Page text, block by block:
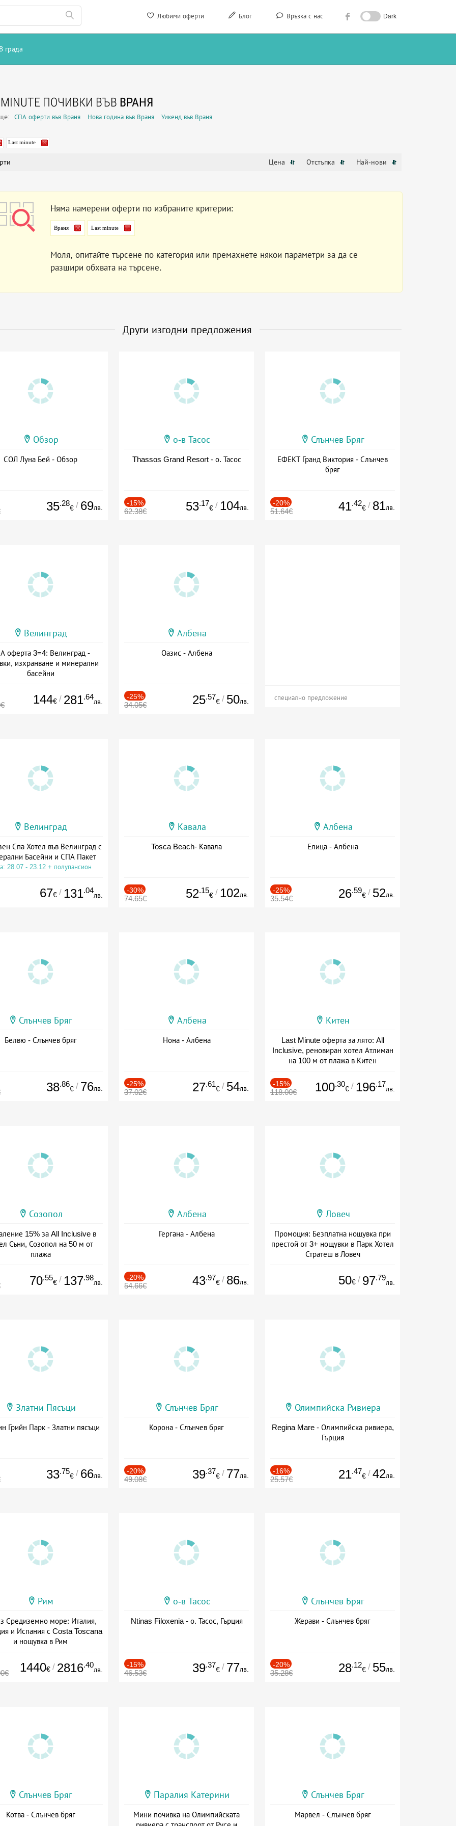
Любими оферти Блог Връзка с нас Dark
В града
MINUTE ПОЧИВКИ ВЪВ ВРАНЯ
СПА оферти във Враня Нова година във Враня Уикенд във Враня
Last minute
Цена Отстъпка Най-нови
Няма намерени оферти по избраните критерии:
Враня Last minute
Моля, опитайте търсене по категория или премахнете някои параметри за да се
разшири обхвата на търсене.
Други изгодни предложения
Обзор
СОЛ Луна Бей - Обзор
35.28
€ / 69лв.
о-в Тасос
Thassos Grand Resort - о. Тасос
-15%
62.38€ 53.17
€ / 104лв.
Слънчев Бряг
ЕФЕКТ Гранд Виктория - Слънчев
бряг
-20%
51.64€ 41.42
€ / 81лв.
Велинград
оферта 3=4: Велинград -
изхранване и минерални
басейни
144€ / 281.64
лв.
Албена
Оазис - Албена
-25%
34.05€ 25.57
€ / 50лв. специално предложение
Велинград
Спа Хотел във Велинград с
Басейни и СПА Пакет
28.07 - 23.12 + полупансион
67€ / 131.04
лв.
Кавала
Tosca Beach- Кавала
-30%
74.65€ 52.15
€ / 102лв.
Албена
Елица - Албена
-25%
35.54€ 26.59
€ / 52лв.
Слънчев Бряг
Белвю - Слънчев бряг
38.86
€ / 76лв.
Албена
Нона - Албена
-25%
37.02€ 27.61
€ / 54лв.
Китен
Last Minute оферта за лято: All
Inclusive, реновиран хотел Атлиман
на 100 м от плажа в Китен
-15%
118.00€ 100.30
€ / 196.17
лв.
Созопол
15% за All Inclusive в
Съни, Созопол на 50 м от
плажа
70.55
€ / 137.98
лв.
Албена
Гергана - Албена
-20%
54.66€ 43.97
€ / 86лв.
Ловеч
Промоция: Безплатна нощувка при
престой от 3+ нощувки в Парк Хотел
Стратеш в Ловеч
50€ / 97.79
лв.
Златни Пясъци
Грийн Парк - Златни пясъци
33.75
€ / 66лв.
Слънчев Бряг
Корона - Слънчев бряг
-20%
49.08€ 39.37
€ / 77лв.
Олимпийска Ривиера
Regina Mare - Олимпийска ривиера,
Гърция
-16%
25.57€ 21.47
€ / 42лв.
Рим
Средиземно море: Италия,
и Испания с Costa Toscana
и нощувка в Рим
1440€ / 2816.40
лв.
о-в Тасос
Ntinas Filoxenia - о. Тасос, Гърция
-15%
46.53€ 39.37
€ / 77лв.
Слънчев Бряг
Жерави - Слънчев бряг
-20%
35.28€ 28.12
€ / 55лв.
Слънчев Бряг
Котва - Слънчев бряг
Паралия Катерини
Мини почивка на Олимпийската
Слънчев Бряг
Марвел - Слънчев бряг